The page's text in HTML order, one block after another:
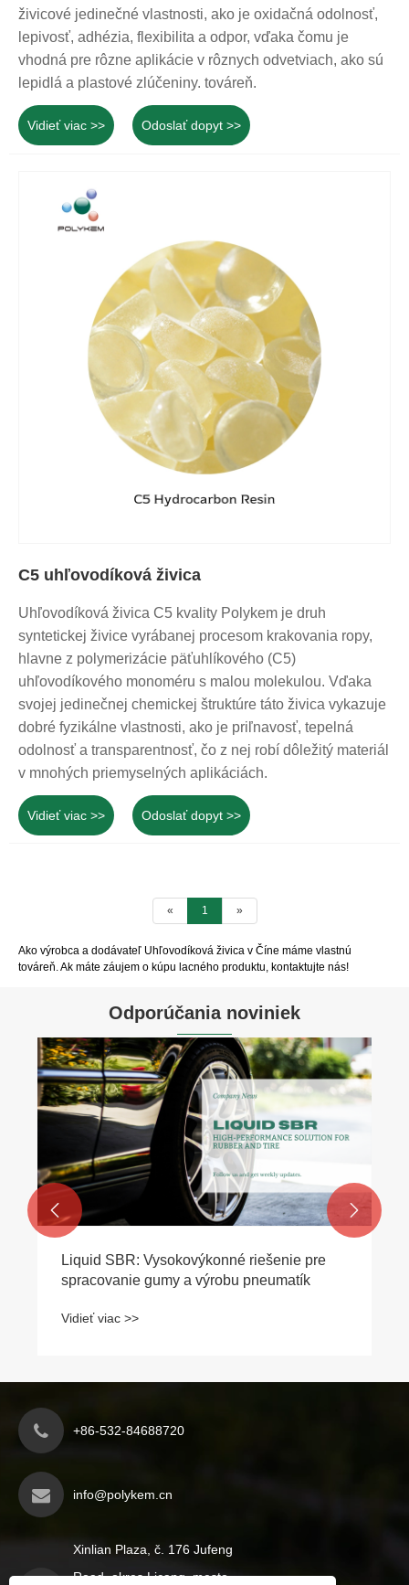
živicové jedinečné vlastnosti, ako je oxidačná odolnosť,
lepivosť, adhézia, flexibilita a odpor, vďaka čomu je
vhodná pre rôzne aplikácie v rôznych odvetviach, ako sú
lepidlá a plastové zlúčeniny. továreň.
Vidieť viac >> Odoslať dopyt >>
C5 uhľovodíková živica
Uhľovodíková živica C5 kvality Polykem je druh
syntetickej živice vyrábanej procesom krakovania ropy,
hlavne z polymerizácie päťuhlíkového (C5)
uhľovodíkového monoméru s malou molekulou. Vďaka
svojej jedinečnej chemickej štruktúre táto živica vykazuje
dobré fyzikálne vlastnosti, ako je priľnavosť, tepelná
odolnosť a transparentnosť, čo z nej robí dôležitý materiál
v mnohých priemyselných aplikáciách.
Vidieť viac >> Odoslať dopyt >>
« 1 »
Ako výrobca a dodávateľ Uhľovodíková živica v Číne máme vlastnú
továreň. Ak máte záujem o kúpu lacného produktu, kontaktujte nás!
Odporúčania noviniek
Liquid SBR: Vysokovýkonné riešenie pre
spracovanie gumy a výrobu pneumatík
Vidieť viac >>
 
+86-532-84688720
info@polykem.cn
Xinlian Plaza, č. 176 Jufeng
Road, okres Licang, mesto